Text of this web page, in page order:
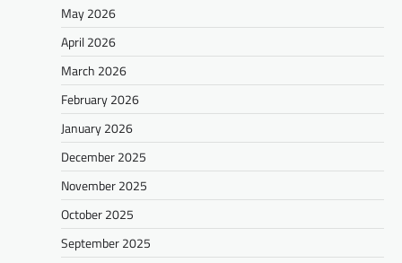
May 2026
April 2026
March 2026
February 2026
January 2026
December 2025
November 2025
October 2025
September 2025